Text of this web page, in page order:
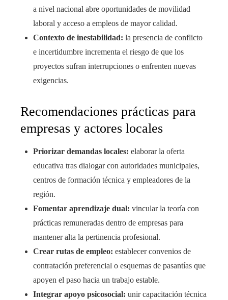
a nivel nacional abre oportunidades de movilidad
laboral y acceso a empleos de mayor calidad.
Contexto de inestabilidad: la presencia de conflicto
e incertidumbre incrementa el riesgo de que los
proyectos sufran interrupciones o enfrenten nuevas
exigencias.
Recomendaciones prácticas para
empresas y actores locales
Priorizar demandas locales: elaborar la oferta
educativa tras dialogar con autoridades municipales,
centros de formación técnica y empleadores de la
región.
Fomentar aprendizaje dual: vincular la teoría con
prácticas remuneradas dentro de empresas para
mantener alta la pertinencia profesional.
Crear rutas de empleo: establecer convenios de
contratación preferencial o esquemas de pasantías que
apoyen el paso hacia un trabajo estable.
Integrar apoyo psicosocial: unir capacitación técnica